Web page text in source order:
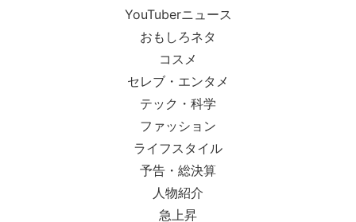
YouTuberニュース
おもしろネタ
コスメ
セレブ・エンタメ
テック・科学
ファッション
ライフスタイル
予告・総決算
人物紹介
急上昇